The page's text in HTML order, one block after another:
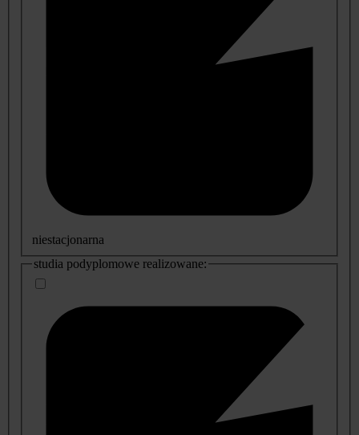
niestacjonarna
studia podyplomowe realizowane: